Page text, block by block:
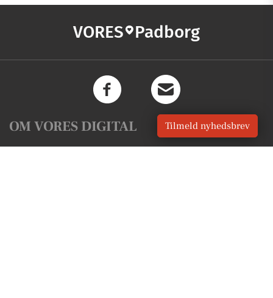
VORES Padborg
OM VORES DIGITAL Tilmeld nyhedsbrev